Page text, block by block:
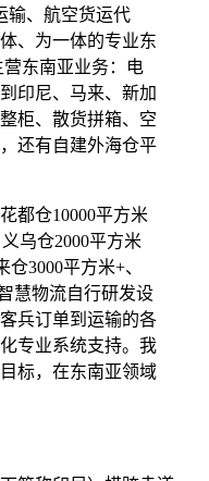
输、航空货运代
、为一体的专业东
东南亚业务：电
印尼、马来、新加
柜、散货拼箱、空
还有自建外海仓平
都仓10000平方米
乌仓2000平方米
3000平方米+、
慧物流自行研发设
兵订单到运输的各
专业系统支持。我
标，在东南亚领域